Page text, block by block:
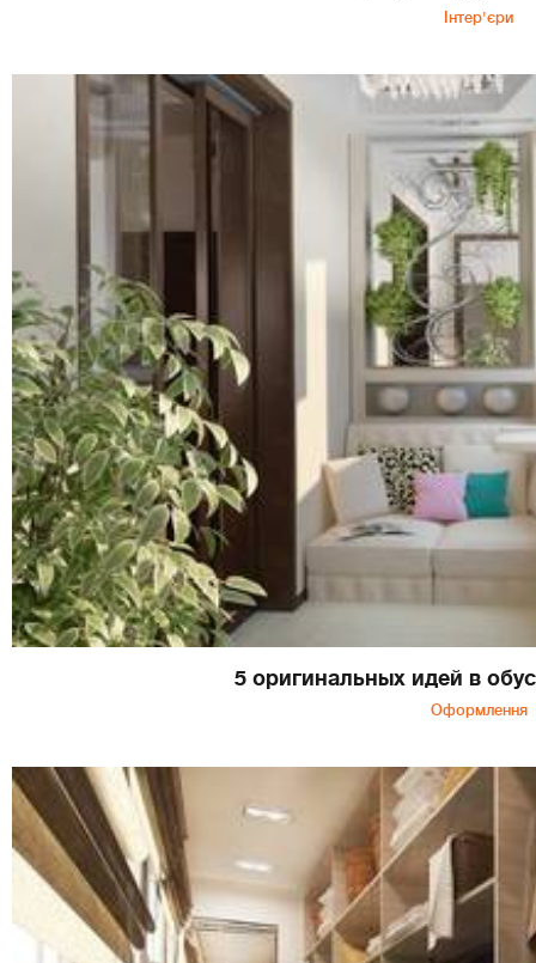
Інтер'єри
5 оригинальных идей в
Оформлення